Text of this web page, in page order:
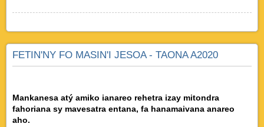
FETIN'NY FO MASIN'I JESOA - TAONA A2020
Mankanesa atý amiko ianareo rehetra izay mitondra
fahoriana sy mavesatra entana, fa hanamaivana anareo
aho.